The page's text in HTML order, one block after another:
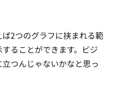
2つのグラフに挟まれる範
ることができます。ビジ
つんじゃないかなと思っ